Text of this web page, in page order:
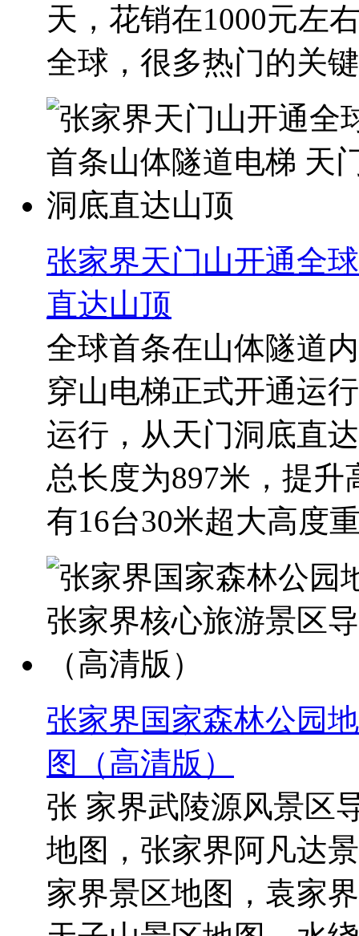
天，花销在1000元左
全球，很多热门的关
张家界天门山开通全
直达山顶
全球首条在山体隧道
穿山电梯正式开通运
运行，从天门洞底直
总长度为897米，提升
有16台30米超大高度
张家界国家森林公园
图（高清版）
张 家界武陵源风景区
地图，张家界阿凡达
家界景区地图，袁家